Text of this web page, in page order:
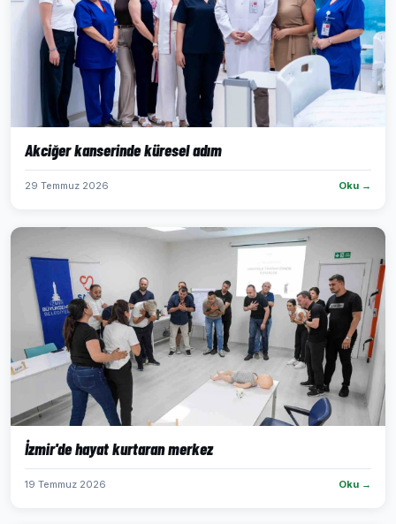
Akciğer kanserinde küresel adım
29 Temmuz 2026 Oku →
İzmir'de hayat kurtaran merkez
19 Temmuz 2026 Oku →